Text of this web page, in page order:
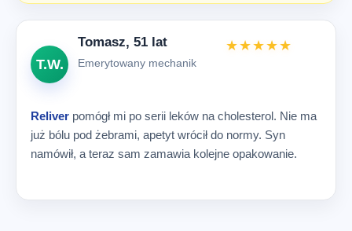
T.W.
Tomasz, 51 lat
Emerytowany mechanik
★★★★★
Reliver pomógł mi po serii leków na cholesterol. Nie ma
już bólu pod żebrami, apetyt wrócił do normy. Syn
namówił, a teraz sam zamawia kolejne opakowanie.